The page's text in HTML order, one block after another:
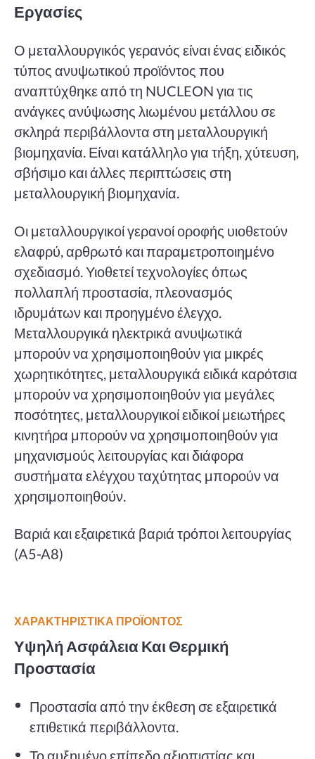
Εργασίες
Ο μεταλλουργικός γερανός είναι ένας ειδικός
τύπος ανυψωτικού προϊόντος που
αναπτύχθηκε από τη NUCLEON για τις
ανάγκες ανύψωσης λιωμένου μετάλλου σε
σκληρά περιβάλλοντα στη μεταλλουργική
βιομηχανία. Είναι κατάλληλο για τήξη, χύτευση,
σβήσιμο και άλλες περιπτώσεις στη
μεταλλουργική βιομηχανία.
Οι μεταλλουργικοί γερανοί οροφής υιοθετούν
ελαφρύ, αρθρωτό και παραμετροποιημένο
σχεδιασμό. Υιοθετεί τεχνολογίες όπως
πολλαπλή προστασία, πλεονασμός
ιδρυμάτων και προηγμένο έλεγχο.
Μεταλλουργικά ηλεκτρικά ανυψωτικά
μπορούν να χρησιμοποιηθούν για μικρές
χωρητικότητες, μεταλλουργικά ειδικά καρότσια
μπορούν να χρησιμοποιηθούν για μεγάλες
ποσότητες, μεταλλουργικοί ειδικοί μειωτήρες
κινητήρα μπορούν να χρησιμοποιηθούν για
μηχανισμούς λειτουργίας και διάφορα
συστήματα ελέγχου ταχύτητας μπορούν να
χρησιμοποιηθούν.
Βαριά και εξαιρετικά βαριά τρόποι λειτουργίας
(A5-A8)
ΧΑΡΑΚΤΗΡΙΣΤΙΚΆ ΠΡΟΪΌΝΤΟΣ
Υψηλή Ασφάλεια Και Θερμική
Προστασία
Προστασία από την έκθεση σε εξαιρετικά
επιθετικά περιβάλλοντα.
Το αυξημένο επίπεδο αξιοπιστίας και